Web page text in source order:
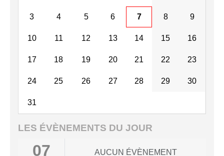
3 4 5 6 7 8 9
10 11 12 13 14 15 16
17 18 19 20 21 22 23
24 25 26 27 28 29 30
31
LES ÉVÈNEMENTS DU JOUR
07
AUCUN ÉVÈNEMENT